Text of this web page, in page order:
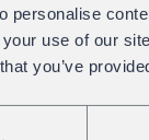
personalise
use of our
you’ve